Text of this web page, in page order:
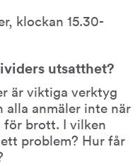
klockan 15.30-
utsatthet?
är viktiga verktyg
anmäler inte när
för brott. I vilken
problem? Hur får